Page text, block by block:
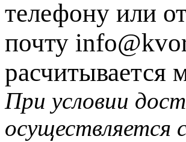
телефону или
почту
расчитывается
При условии
осуществляется